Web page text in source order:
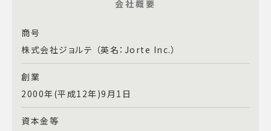
会社概要
商号
株式会社ジョルテ （英名：Jorte Inc.）
創業
2000年(平成12年)9月1日
資本金等